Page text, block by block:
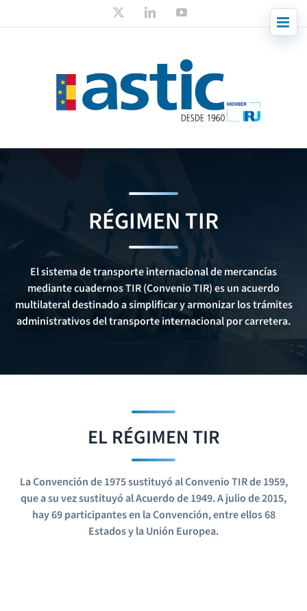
content
LinkedInYouTube
RÉGIMEN TIR
El sistema de transporte internacional de mercancías
mediante cuadernos TIR (Convenio TIR) es un acuerdo
multilateral destinado a simplificar y armonizar los trámites
administrativos del transporte internacional por carretera.
EL RÉGIMEN TIR
La Convención de 1975 sustituyó al Convenio TIR de 1959,
que a su vez sustituyó al Acuerdo de 1949. A julio de 2015,
hay 69 participantes en la Convención, entre ellos 68
Estados y la Unión Europea.